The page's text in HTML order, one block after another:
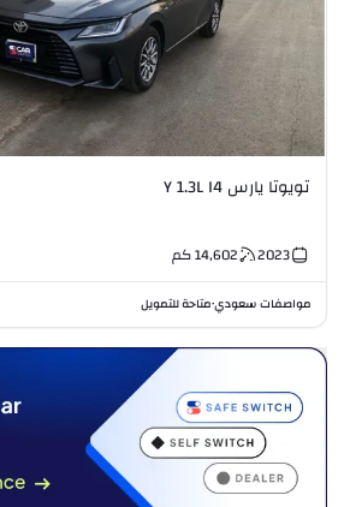
تويوتا يارس Y 1.3L I4
2023
14,602كم
مواصفات سعودي•متاحة للتمويل